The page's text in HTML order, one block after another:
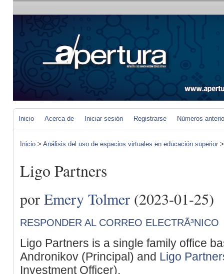
Inicio Acerca de Iniciar sesión Registrarse Números
Inicio > Análisis del uso de espacios virtuales en educación superior
Ligo Partners
por Emery Tolmer (2023-01-25)
RESPONDER AL CORREO ELECTRÃ³NICO
Ligo Partners is a single family office
Andronikov (Principal) and Ligo
Investment Officer).